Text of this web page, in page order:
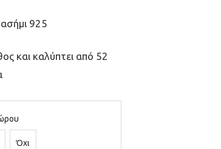
€ 12.00.
925
και καλύπτει από 52
Όχι